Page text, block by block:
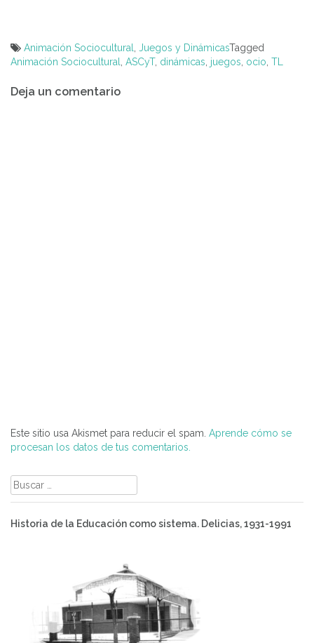
Animación Sociocultural Juegos y DinámicasTagged
Animación Sociocultural
ASCyT, dinámicas juegos ocio TL
de
Deja un comentario
Este sitio usa Akismet para reducir el spam. Aprende cómo se
procesan los datos de tus comentarios.
Buscar:
Historia de la Educación como sistema. Delicias, 1931-1991